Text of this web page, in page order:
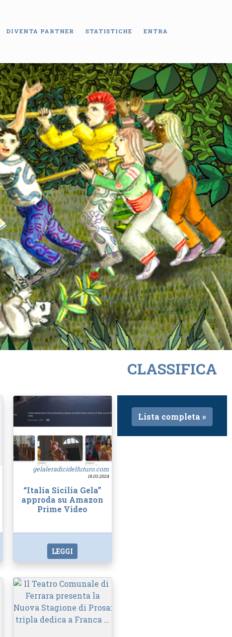
DIVENTA PARTNER STATISTICHE ENTRA
gelaleradicidelfuturo.com
18.03.2024
“Italia Sicilia Gela”
approda su Amazon
Prime Video
LEGGI
CLASSIFICA
Lista completa »